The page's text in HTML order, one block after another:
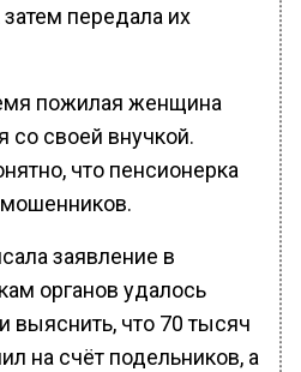
передала их
пожилая женщина
со своей внучкой.
что пенсионерка
мошенников.
заявление в
органов удалось
выяснить, что 70 тысяч
на счёт подельников, а